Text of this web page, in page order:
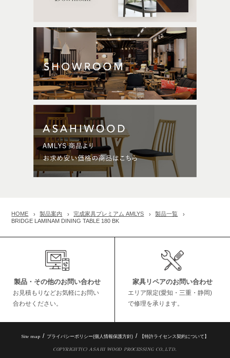
HOME 製品案内 完成家具プレミアム AMLYS
製品一覧
BRIDGE LAMINAM DINING TABLE 180 BK
製品・その他のお問い合わせ
お見積もりなどお気軽にお問い
合わせください。
家具リペアのお問い合わせ
エリア限定(愛知・三重・静岡)
で修理を承ります。
Site map プライバシーポリシー(個人情報保護方針) 【特許ライセンス契約について】
COPYRIGHT(C) ASAHI WOOD PROCESSING CO.,LTD.